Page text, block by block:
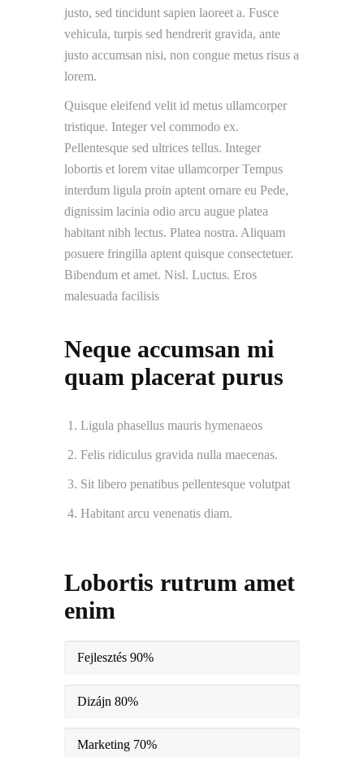
justo, sed tincidunt sapien laoreet a. Fusce
vehicula, turpis sed hendrerit gravida, ante
justo accumsan nisi, non congue metus risus a
lorem.
Quisque eleifend velit id metus ullamcorper
tristique. Integer vel commodo ex.
Pellentesque sed ultrices tellus. Integer
lobortis et lorem vitae ullamcorper Tempus
interdum ligula proin aptent ornare eu Pede,
dignissim lacinia odio arcu augue platea
habitant nibh lectus. Platea nostra. Aliquam
posuere fringilla aptent quisque consectetuer.
Bibendum et amet. Nisl. Luctus. Eros
malesuada facilisis
Neque accumsan mi
quam placerat purus
Ligula phasellus mauris hymenaeos
Felis ridiculus gravida nulla maecenas.
Sit libero penatibus pellentesque volutpat
Habitant arcu venenatis diam.
Lobortis rutrum amet
enim
Fejlesztés 90%
Dizájn 80%
Marketing 70%